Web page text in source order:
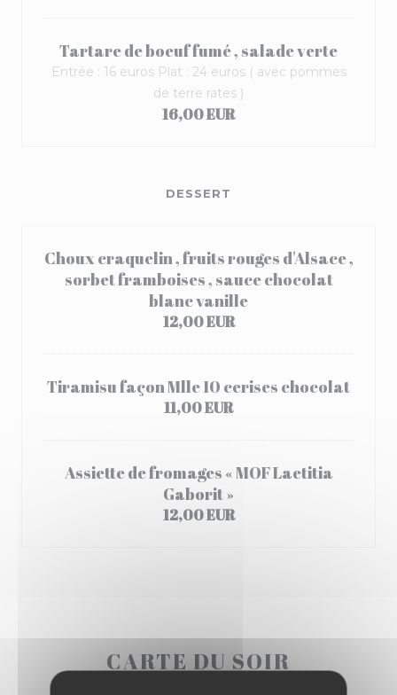
Tartare de boeuf fumé , salade verte
Entrée : 16 euros Plat : 24 euros ( avec pommes
de terre rates )
16,00 EUR
DESSERT
Choux craquelin , fruits rouges d'Alsace ,
sorbet framboises , sauce chocolat
blanc vanille
12,00 EUR
Tiramisu façon Mlle 10 cerises chocolat
11,00 EUR
Assiette de fromages « MOF Laetitia
Gaborit »
12,00 EUR
CARTE DU SOIR